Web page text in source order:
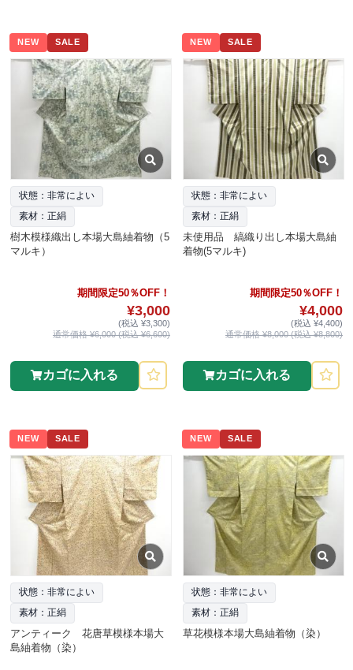
NEW SALE
状態：非常によい
素材：正絹
樹木模様織出し本場大島紬着物（5
マルキ）
期間限定50％OFF！
¥3,000
(税込 ¥3,300)
通常価格 ¥6,000 (税込 ¥6,600)
カゴに入れる
NEW SALE
状態：非常によい
素材：正絹
未使用品 縞織り出し本場大島紬
着物(5マルキ)
期間限定50％OFF！
¥4,000
(税込 ¥4,400)
通常価格 ¥8,000 (税込 ¥8,800)
カゴに入れる
NEW SALE
状態：非常によい
素材：正絹
アンティーク 花唐草模様本場大
島紬着物（染）
NEW SALE
状態：非常によい
素材：正絹
草花模様本場大島紬着物（染）